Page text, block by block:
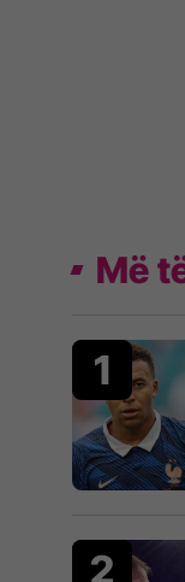
Më